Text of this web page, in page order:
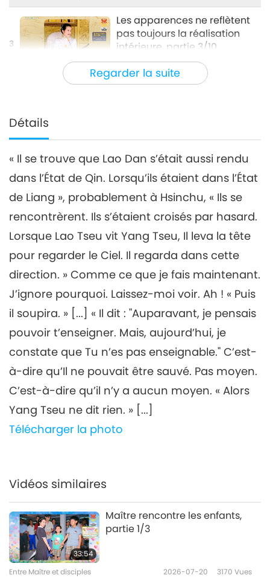
Regarder la suite
3
Les apparences ne reflètent
pas toujours la réalisation
intérieure, partie 3/10
Entre Maître et disciples 2024-04-12
4
32:36
Entre Maître et disciples 2024-04-13 5727Vues
5
Les apparences ne reflètent
pas toujours la réalisation
intérieure, partie 5/10
Entre Maître et disciples 2024-04-14
6
34:26
Les apparences ne reflètent
pas toujours la réalisation
intérieure, partie 6/10
Entre Maître et disciples 2024-04-15 5018
7
30:42
Les apparences ne reflètent
pas toujours la réalisation
Entre Maître et disciples
29:32
9
32:08
Les apparences ne reflètent
pas toujours la réalisation
Détails
« Il se trouve que Lao Dan s’était aussi rendu
dans l’État de Qin. Lorsqu’ils étaient dans l’État
de Liang », probablement à Hsinchu, « Ils se
rencontrèrent. Ils s’étaient croisés par hasard.
Lorsque Lao Tseu vit Yang Tseu, Il leva la tête
pour regarder le Ciel. Il regarda dans cette
direction. » Comme ce que je fais maintenant.
J’ignore pourquoi. Laissez-moi voir. Ah ! « Puis
il soupira. » [...] « Il dit : "Auparavant, je pensais
pouvoir t’enseigner. Mais, aujourd’hui, je
constate que Tu n’es pas enseignable." C’est-
à-dire qu’Il ne pouvait être sauvé. Pas moyen.
C’est-à-dire qu’il n’y a aucun moyen. « Alors
Yang Tseu ne dit rien. » [...]
Télécharger la photo
Vidéos similaires
33:54
Maître rencontre les enfants,
partie 1/3
Entre Maître et disciples 2026-07-20 3170 Vues